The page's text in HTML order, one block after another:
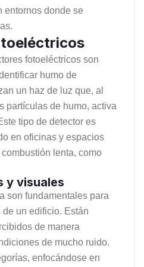
entornos donde se
fotoeléctricos son
humo de
un haz de luz que, al
partículas de humo, activa
tipo de detector es
en oficinas y espacios
lenta, como
y visuales
son fundamentales para
un edificio. Están
de manera
de mucho ruido.
enfocándose en